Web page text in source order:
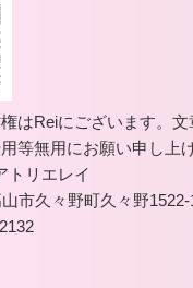
はReiにございます。
等無用にお願い申し上
リエレイ
市久々野町久々野1522-